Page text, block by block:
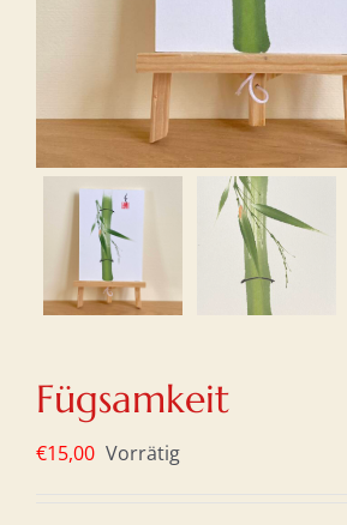
Fügsamkeit
€15,00 Vorrätig